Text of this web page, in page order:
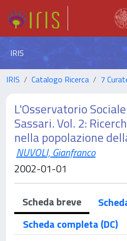
IRIS
IRIS Catalogo Ricerca 7
L'Osservatorio
Sassari. Vol. 2:
nella popolazione
NUVOLI, Gianfranco
2002-01-01
Scheda breve
Scheda completa (DC)